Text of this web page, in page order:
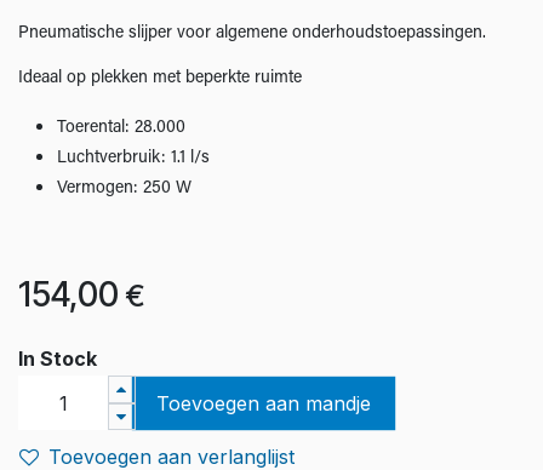
Pneumatische slijper voor algemene onderhoudstoepassingen.
Ideaal op plekken met beperkte ruimte
Toerental: 28.000
Luchtverbruik: 1.1 l/s
Vermogen: 250 W
154,00 €
In Stock
Toevoegen aan mandje
Toevoegen aan verlanglijst